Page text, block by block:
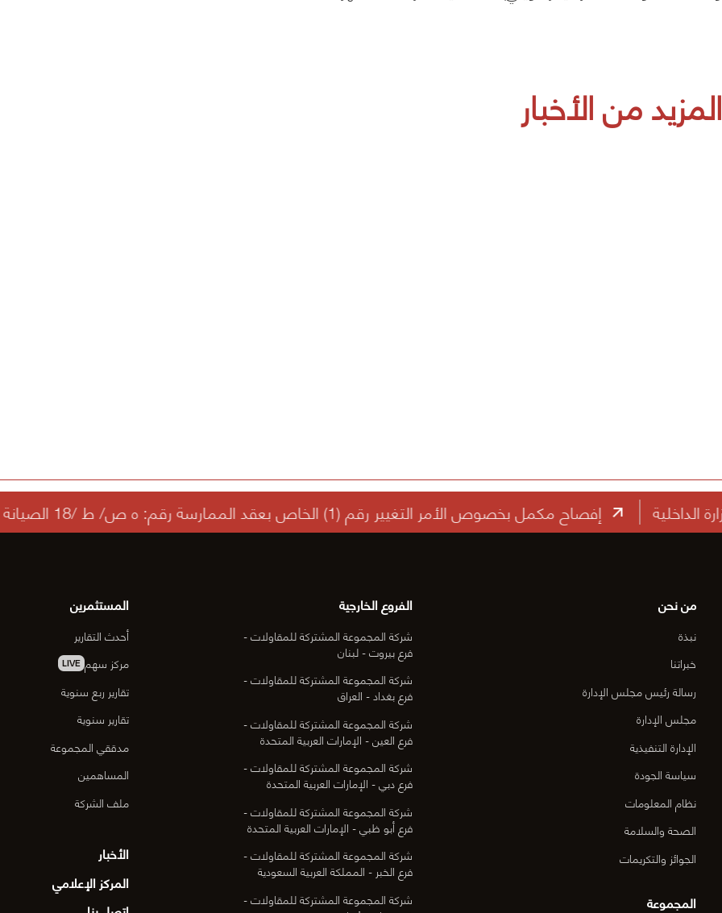
المزيد من الأخبار
إفصاح مكمل بخصوص الأمر التغيير رقم (1) الخاص بعقد الممارسة رقم: ه ص/ ط /18 الصيانة الجذرية لأعمال الطرق في محافظة مبارك الكبير (النطاق الثاني).
من نحن
نبذة
خبراتنا
رسالة رئيس مجلس الإدارة
مجلس الإدارة
الإدارة التنفيذية
سياسة الجودة
نظام المعلومات
الصحة والسلامة
الجوائز والتكريمات
المجموعة
الفروع الخارجية
شركة المجموعة المشتركة للمقاولات -
فرع بيروت - لبنان
شركة المجموعة المشتركة للمقاولات -
فرع بغداد - العراق
شركة المجموعة المشتركة للمقاولات -
فرع العين - الإمارات العربية المتحدة
شركة المجموعة المشتركة للمقاولات -
فرع دبي - الإمارات العربية المتحدة
شركة المجموعة المشتركة للمقاولات -
فرع أبو ظبي - الإمارات العربية المتحدة
شركة المجموعة المشتركة للمقاولات -
فرع الخبر - المملكة العربية السعودية
شركة المجموعة المشتركة للمقاولات -
المستثمرين
أحدث التقارير
مركز سهم LIVE
تقارير ربع سنوية
تقارير سنوية
مدققي المجموعة
المساهمين
ملف الشركة
الأخبار
المركز الإعلامي